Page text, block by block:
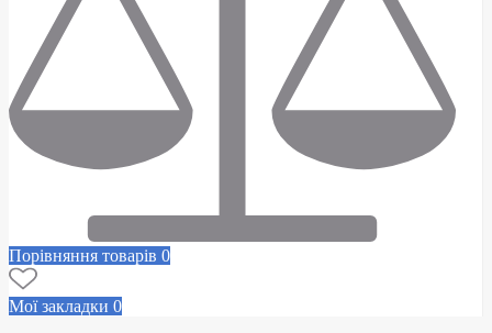
Порівняння товарів 0
Мої закладки 0